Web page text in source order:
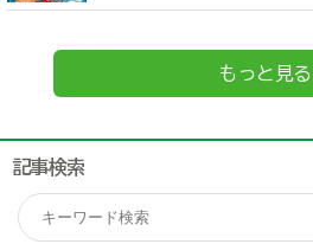
もっと見る
記事検索